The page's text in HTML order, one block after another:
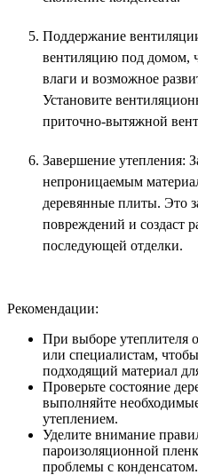
Поддержание
вентиляцию под домом,
влаги и возможное
Установите
приточно-вытяжной
Завершение утепления:
непроницаемым
деревянные плиты. Это
повреждений и создаст
последующей отделки.
Рекомендации:
При выборе утеплителя
или специалистам,
подходящий материал
Проверьте состояние
выполняйте
утеплением.
Уделите внимание
пароизоляционной
проблемы с конденсатом.